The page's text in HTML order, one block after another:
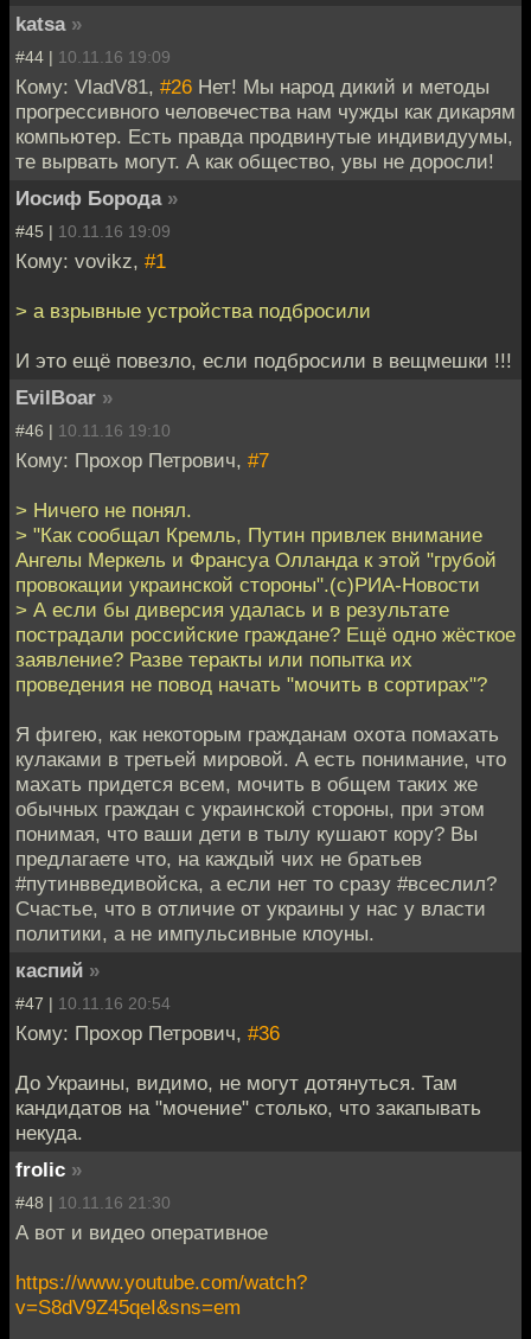
katsa »
#44 | 10.11.16 19:09
Кому: VladV81, #26 Нет! Мы народ дикий и методы
прогрессивного человечества нам чужды как дикарям
компьютер. Есть правда продвинутые индивидуумы,
те вырвать могут. А как общество, увы не доросли!
Иосиф Борода »
#45 | 10.11.16 19:09
Кому: vovikz, #1
> а взрывные устройства подбросили
И это ещё повезло, если подбросили в вещмешки !!!
EvilBoar »
#46 | 10.11.16 19:10
Кому: Прохор Петрович, #7
> Ничего не понял.
> "Как сообщал Кремль, Путин привлек внимание
Ангелы Меркель и Франсуа Олланда к этой "грубой
провокации украинской стороны".(с)РИА-Новости
> А если бы диверсия удалась и в результате
пострадали российские граждане? Ещё одно жёсткое
заявление? Разве теракты или попытка их
проведения не повод начать "мочить в сортирах"?
Я фигею, как некоторым гражданам охота помахать
кулаками в третьей мировой. А есть понимание, что
махать придется всем, мочить в общем таких же
обычных граждан с украинской стороны, при этом
понимая, что ваши дети в тылу кушают кору? Вы
предлагаете что, на каждый чих не братьев
#путинвведивойска, а если нет то сразу #всеслил?
Счастье, что в отличие от украины у нас у власти
политики, а не импульсивные клоуны.
каспий »
#47 | 10.11.16 20:54
Кому: Прохор Петрович, #36
До Украины, видимо, не могут дотянуться. Там
кандидатов на "мочение" столько, что закапывать
некуда.
frolic »
#48 | 10.11.16 21:30
А вот и видео оперативное
https://www.youtube.com/watch?
v=S8dV9Z45qeI&sns=em